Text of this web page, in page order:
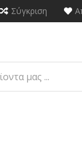
Σύγκριση